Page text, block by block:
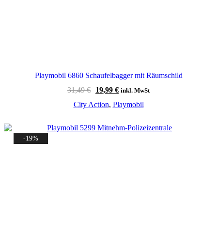
Playmobil 6860 Schaufelbagger mit Räumschild
31,49€
Ursprünglicher
war:
19,99 €Aktueller
ist:
inkl. MwSt
City Action, Playmobil
-19%